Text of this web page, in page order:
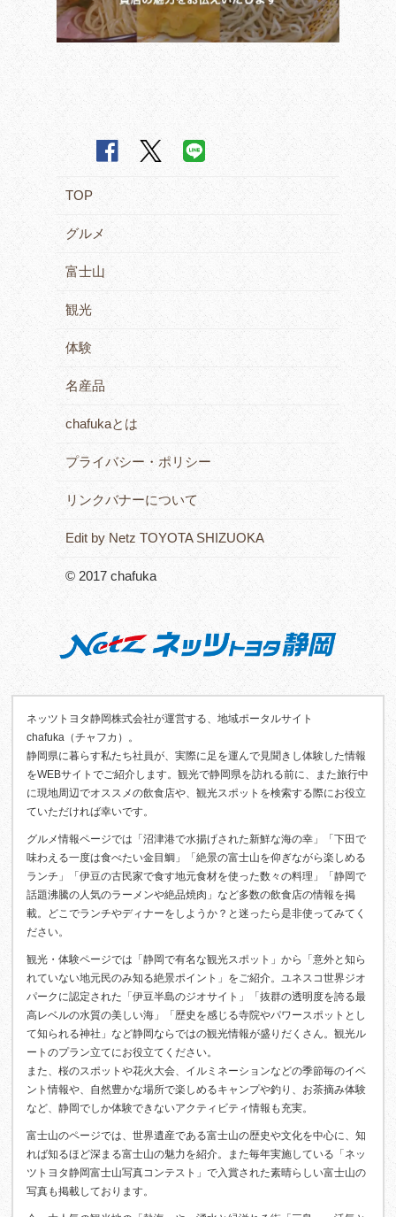
TOP
グルメ
富士山
観光
体験
名産品
chafukaとは
プライバシー・ポリシー
リンクバナーについて
Edit by Netz TOYOTA SHIZUOKA
© 2017 chafuka
ネッツトヨタ静岡株式会社が運営する、地域ポータルサイト
chafuka（チャフカ）。
静岡県に暮らす私たち社員が、実際に足を運んで見聞きし体験した情報
をWEBサイトでご紹介します。観光で静岡県を訪れる前に、また旅行中
に現地周辺でオススメの飲食店や、観光スポットを検索する際にお役立
ていただければ幸いです。
グルメ情報ページでは「沼津港で水揚げされた新鮮な海の幸」「下田で
味わえる一度は食べたい金目鯛」「絶景の富士山を仰ぎながら楽しめる
ランチ」「伊豆の古民家で食す地元食材を使った数々の料理」「静岡で
話題沸騰の人気のラーメンや絶品焼肉」など多数の飲食店の情報を掲
載。どこでランチやディナーをしようか？と迷ったら是非使ってみてく
ださい。
観光・体験ページでは「静岡で有名な観光スポット」から「意外と知ら
れていない地元民のみ知る絶景ポイント」をご紹介。ユネスコ世界ジオ
パークに認定された「伊豆半島のジオサイト」「抜群の透明度を誇る最
高レベルの水質の美しい海」「歴史を感じる寺院やパワースポットとし
て知られる神社」など静岡ならではの観光情報が盛りだくさん。観光ル
ートのプラン立てにお役立てください。
また、桜のスポットや花火大会、イルミネーションなどの季節毎のイベ
ント情報や、自然豊かな場所で楽しめるキャンプや釣り、お茶摘み体験
など、静岡でしか体験できないアクティビティ情報も充実。
富士山のページでは、世界遺産である富士山の歴史や文化を中心に、知
れば知るほど深まる富士山の魅力を紹介。また毎年実施している「ネッ
ツトヨタ静岡富士山写真コンテスト」で入賞された素晴らしい富士山の
写真も掲載しております。